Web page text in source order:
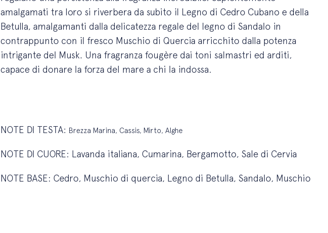
amalgamati tra loro si riverbera da subito il Legno di Cedro Cubano e della
Betulla, amalgamanti dalla delicatezza regale del legno di Sandalo in
contrappunto con il fresco Muschio di Quercia arricchito dalla potenza
intrigante del Musk. Una fragranza fougère dai toni salmastri ed arditi,
capace di donare la forza del mare a chi la indossa.
NOTE DI TESTA: Brezza Marina, Cassis, Mirto, Alghe
NOTE DI CUORE: Lavanda italiana, Cumarina, Bergamotto, Sale di Cervia
NOTE BASE: Cedro, Muschio di quercia, Legno di Betulla, Sandalo, Muschio